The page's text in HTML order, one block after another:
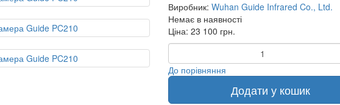
Виробник: Wuhan Guide Infrared Co., Ltd.
Немає в наявності
Ціна: 23 100 грн.
До порівняння
Додати у кошик